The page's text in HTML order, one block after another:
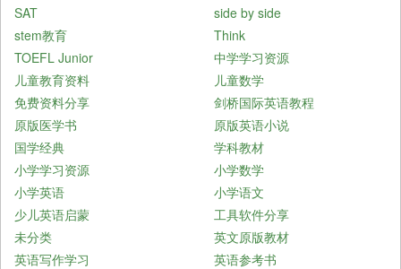
SAT
side by side
stem教育
Think
TOEFL Junior
中学学习资源
儿童教育资料
儿童数学
免费资料分享
剑桥国际英语教程
原版医学书
原版英语小说
国学经典
学科教材
小学学习资源
小学数学
小学英语
小学语文
少儿英语启蒙
工具软件分享
未分类
英文原版教材
英语写作学习
英语参考书